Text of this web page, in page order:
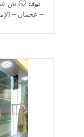
تبوك
– عجمان –